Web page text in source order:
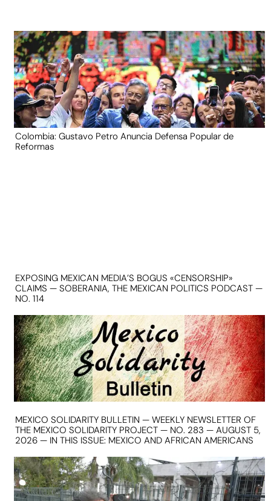
Colombia: Gustavo Petro Anuncia Defensa Popular de
Reformas
EXPOSING MEXICAN MEDIA’S BOGUS «CENSORSHIP»
CLAIMS — SOBERANIA, THE MEXICAN POLITICS PODCAST —
NO. 114
MEXICO SOLIDARITY BULLETIN — WEEKLY NEWSLETTER OF
THE MEXICO SOLIDARITY PROJECT — NO. 283 — AUGUST 5,
2026 — IN THIS ISSUE: MEXICO AND AFRICAN AMERICANS